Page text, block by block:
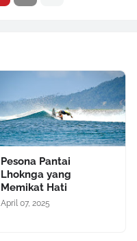
Pesona Pantai
Lhoknga yang
Memikat Hati
April 07, 2025